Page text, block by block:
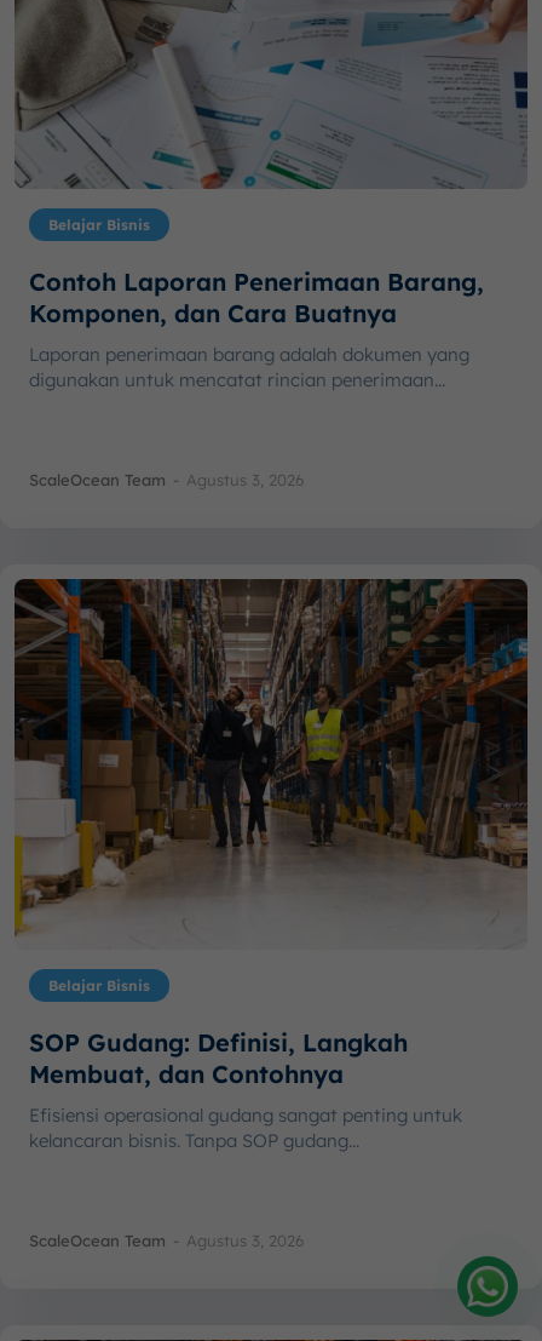
Belajar Bisnis
Contoh Laporan Penerimaan Barang,
Komponen, dan Cara Buatnya
Laporan penerimaan barang adalah dokumen yang
digunakan untuk mencatat rincian penerimaan...
ScaleOcean Team - Agustus 3, 2026
Belajar Bisnis
SOP Gudang: Definisi, Langkah
Membuat, dan Contohnya
Efisiensi operasional gudang sangat penting untuk
kelancaran bisnis. Tanpa SOP gudang...
ScaleOcean Team - Agustus 3, 2026